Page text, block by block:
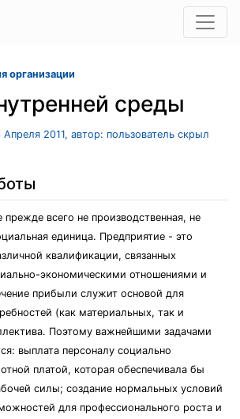
организации
среды
2011, автор: пользователь скрыл
всего не производственная, не
единица. Предприятие - это
квалификации, связанных
экономическими отношениями и
прибыли служит основой для
(как материальных, так и
Поэтому важнейшими задачами
выплата персоналу социально
платой, которая обеспечивала бы
силы; создание нормальных условий
для профессионального роста и